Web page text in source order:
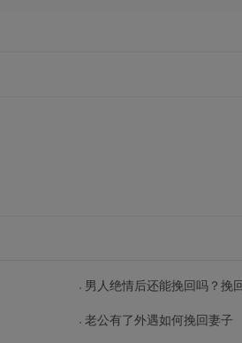
男人绝情后还能挽回吗？挽
老公有了外遇如何挽回妻子